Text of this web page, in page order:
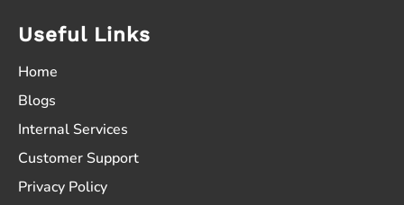
Useful Links
Home
Blogs
Internal Services
Customer Support
Privacy Policy